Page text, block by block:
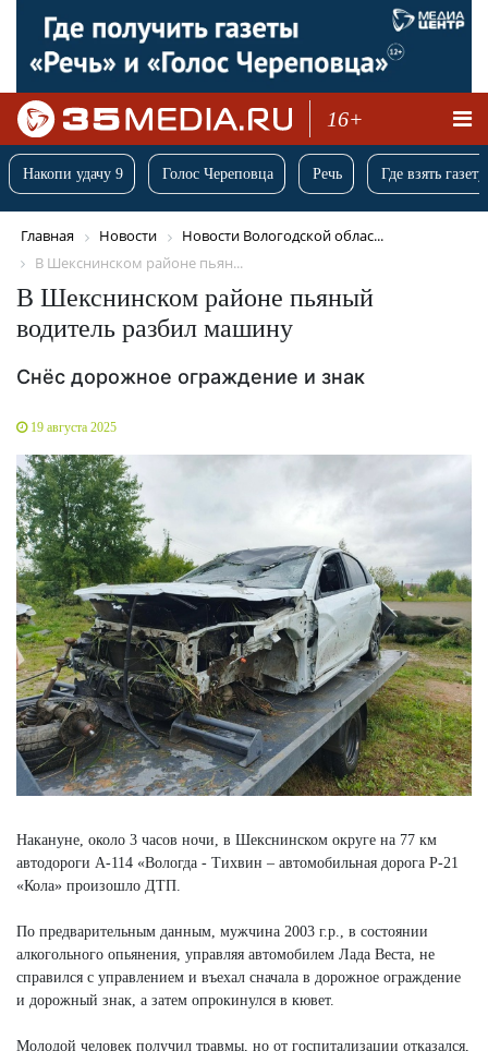
16+
Накопи удачу 9 Голос Череповца Речь Где взять
Главная Новости
Новости Вологодской облас...
В Шекснинском районе пьян...
В Шекснинском районе пьяный
водитель разбил машину
Снёс дорожное ограждение и знак
19 августа 2025
Накануне, около 3 часов ночи, в Шекснинском округе на 77 км
автодороги А-114 «Вологда - Тихвин – автомобильная дорога Р-21
«Кола» произошло ДТП.
По предварительным данным, мужчина 2003 г.р., в состоянии
алкогольного опьянения, управляя автомобилем Лада Веста, не
справился с управлением и въехал сначала в дорожное ограждение
и дорожный знак, а затем опрокинулся в кювет.
Молодой человек получил травмы, но от госпитализации отказался,